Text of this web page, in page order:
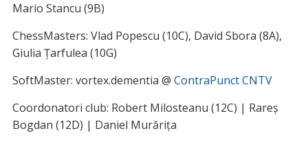
Mario Stancu (9B)
ChessMasters: Vlad Popescu (10C), David Sbora (8A),
Giulia Țarfulea (10G)
SoftMaster: vortex.dementia @ ContraPunct CNTV
Coordonatori club: Robert Milosteanu (12C) | Rareș
Bogdan (12D) | Daniel Murărița